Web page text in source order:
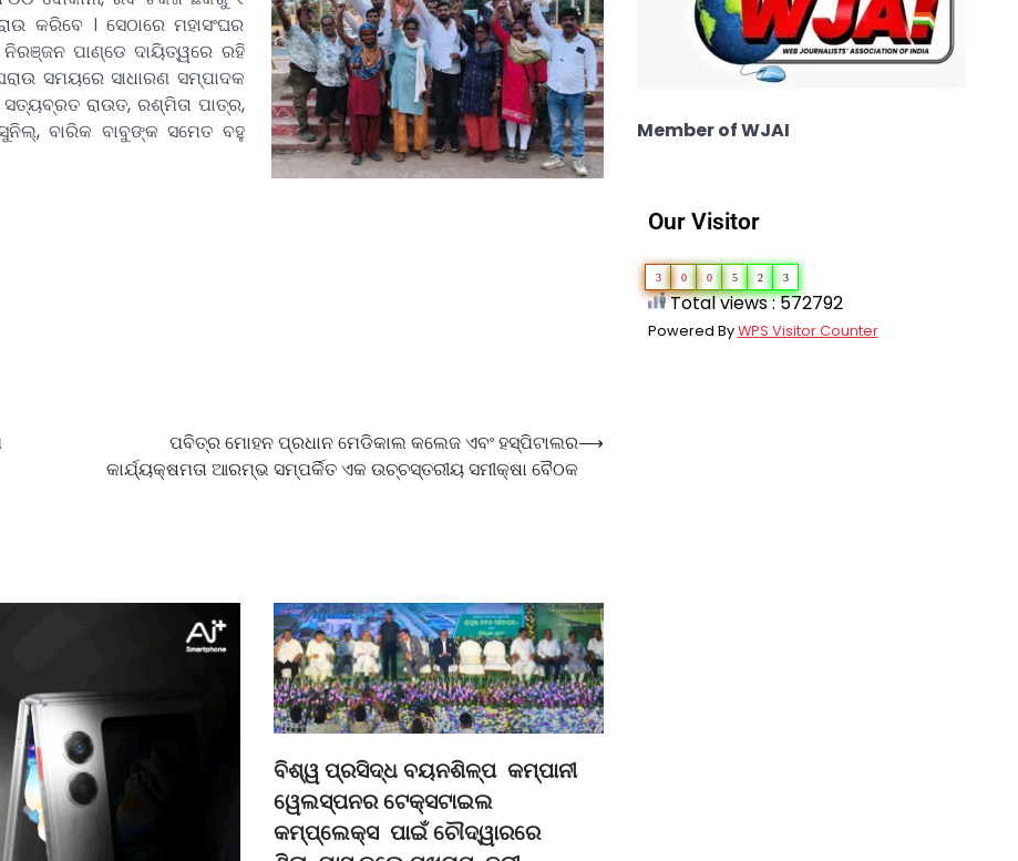
କରିବେ । ସେଠାରେ ମହାସଂଘର
ନିରଞ୍ଜନ ପାଣ୍ଡେ ଦାୟିତ୍ୱରେ ରହି
ସମୟରେ ସାଧାରଣ ସମ୍ପାଦକ
ରାଉତ, ରଶ୍ମିତା ପାତ୍ର,
ବାରିକ ବାବୁଙ୍କ ସମେତ ବହୁ
ପବିତ୍ର ମୋହନ ପ୍ରଧାନ ମେଡିକାଲ କଲେଜ ଏବଂ ହସ୍ପିଟାଲର
କାର୍ଯ୍ୟକ୍ଷମତା ଆରମ୍ଭ ସମ୍ପର୍କିତ ଏକ ଉଚ୍ଚସ୍ତରୀୟ ସମୀକ୍ଷା ବୈଠକ
⟶
ବିଶ୍ୱ ପ୍ରସିଦ୍ଧ ବୟନଶିଳ୍ପ କମ୍ପାନୀ
ୱେଲସ୍ପନର ଟେକ୍ସଟାଇଲ
କମ୍ପ୍ଲେକ୍ସ ପାଇଁ ଚୌଦ୍ୱାରରେ
Member of WJAI
Our Visitor
3 0 0 5 2 3
Total views : 572792
Powered ByWPS Visitor Counter